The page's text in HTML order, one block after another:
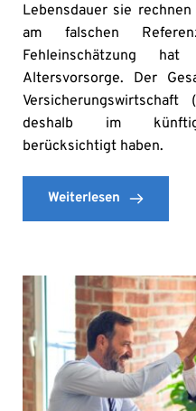
Lebensdauer sie
am falschen
Fehleinschätzung
Altersvorsorge. Der
deshalb im
berücksichtigt haben.
Weiterlesen